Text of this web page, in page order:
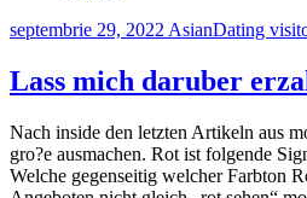
septembrie 29, 2022 AsianDating
Lass mich daruber
Nach inside den letzten Artikeln aus
gro?e ausmachen. Rot ist folgende
Welche gegenseitig welcher Farbton